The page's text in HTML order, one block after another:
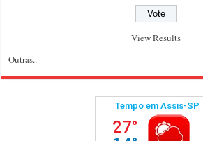
View Results
Outras..